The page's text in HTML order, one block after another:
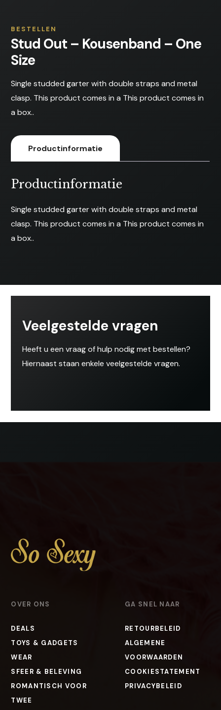
BESTELLEN
Stud Out – Kousenband – One
Size
Single studded garter with double straps and metal
clasp. This product comes in a This product comes in
a box..
Productinformatie
Productinformatie
Single studded garter with double straps and metal
clasp. This product comes in a This product comes in
a box..
Veelgestelde vragen
Heeft u een vraag of hulp nodig met bestellen?
Hiernaast staan enkele veelgestelde vragen.
OVER ONS
DEALS
TOYS & GADGETS
WEAR
SFEER & BELEVING
ROMANTISCH VOOR
TWEE
GA SNEL NAAR
RETOURBELEID
ALGEMENE
VOORWAARDEN
COOKIESTATEMENT
PRIVACYBELEID